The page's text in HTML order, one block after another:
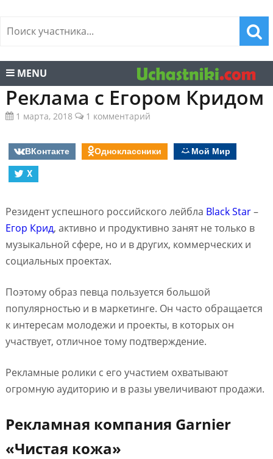
MENU
Реклама с Егором Кридом
1 марта, 2018 1 комментарий
ВКонтакте Одноклассники
Мой Мир
X
Резидент успешного российского лейбла Black Star–
Егор Крид, активно и продуктивно занят не только в
музыкальной сфере, но и в других, коммерческих и
социальных проектах.
Поэтому образ певца пользуется большой
популярностью и в маркетинге. Он часто обращается
к интересам молодежи и проекты, в которых он
участвует, отличное тому подтверждение.
Рекламные ролики с его участием охватывают
огромную аудиторию и в разы увеличивают продажи.
Рекламная компания Garnier
«Чистая кожа»